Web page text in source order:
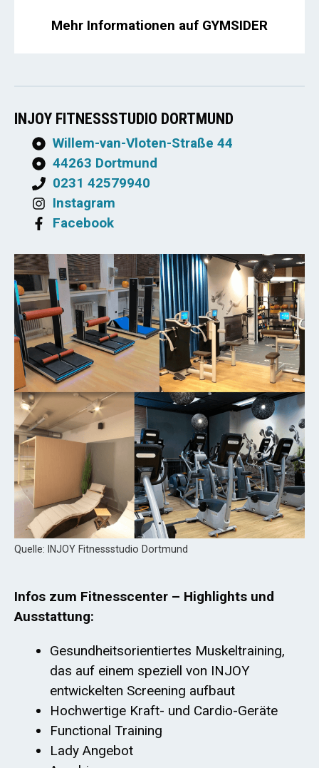
Mehr Informationen auf GYMSIDER
INJOY FITNESSSTUDIO DORTMUND
Willem-van-Vloten-Straße 44
44263 Dortmund
0231 42579940
Instagram
Facebook
Quelle: INJOY Fitnessstudio Dortmund
Infos zum Fitnesscenter – Highlights und
Ausstattung:
Gesundheitsorientiertes Muskeltraining,
das auf einem speziell von INJOY
entwickelten Screening aufbaut
Hochwertige Kraft- und Cardio-Geräte
Functional Training
Lady Angebot